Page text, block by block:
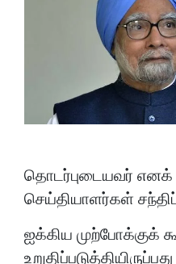
தொடர்புடையவர் எனக்
செய்தியாளர்கள்
ஐக்கிய முற்போக்குக்